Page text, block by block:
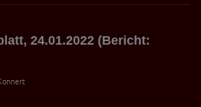
24.01.2022 (Bericht: